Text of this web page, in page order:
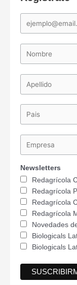
Newsletters
Redagrícola
Redagrícola
Redagrícola
Redagrícola
Novedades
Biologicals
Biologicals